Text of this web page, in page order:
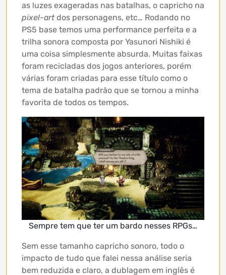
as luzes exageradas nas batalhas, o capricho na
pixel-artdos personagens, etc… Rodando no
PS5 base temos uma performance perfeita e a
trilha sonora composta por Yasunori Nishiki é
uma coisa simplesmente absurda. Muitas faixas
foram recicladas dos jogos anteriores, porém
várias foram criadas para esse título como o
tema de batalha padrão que se tornou a minha
favorita de todos os tempos.
Sempre tem que ter um bardo nesses RPGs…
Sem esse tamanho capricho sonoro, todo o
impacto de tudo que falei nessa análise seria
bem reduzida e claro, a dublagem em inglês é